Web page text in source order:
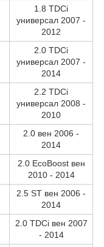
1.8 TDCi
универсал 2007 -
2012
2.0 TDCi
универсал 2007 -
2014
2.2 TDCi
универсал 2008 -
2010
2.0 вен 2006 -
2014
2.0 EcoBoost вен
2010 - 2014
2.5 ST вен 2006 -
2014
2.0 TDCi вен 2007
- 2014